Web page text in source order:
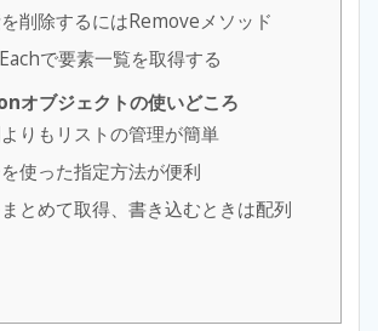
削除するにはRemoveメソッド
で要素一覧を取得する
オブジェクトの使いどころ
りもリストの管理が簡単
使った指定方法が便利
とめて取得、書き込むときは配列